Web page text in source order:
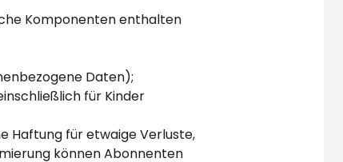
Komponenten enthalten
Daten);
für Kinder
Haftung für etwaige Verluste,
können Abonnenten